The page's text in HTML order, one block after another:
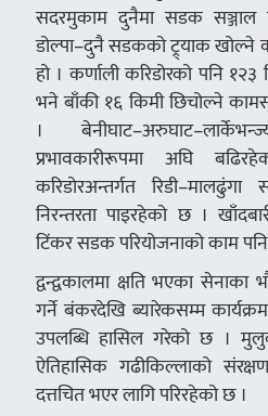
सदरमुकाम दुनैमा सडक सञ्जाल
डोल्पा–दुनै सडकको ट्र्याक खोल्ने
हो । कर्णाली करिडोरको पनि
भने बाँकी १६ किमी छिचोल्ने
।
प्रभावकारीरूपमा अघि
करिडोरअन्तर्गत
निरन्तरता पाइरहेको छ ।
टिंकर सडक परियोजनाको काम
द्वन्द्वकालमा क्षति भएका सेनाका
गर्ने बंकरदेखि ब्यारेकसम्म
उपलब्धि हासिल गरेको छ ।
ऐतिहासिक गढीकिल्लाको
दत्तचित भएर लागि परिरहेको छ ।